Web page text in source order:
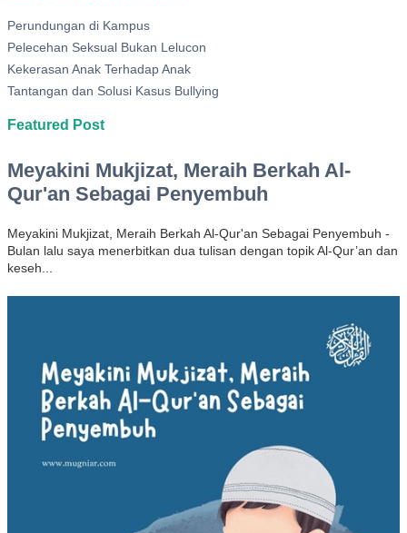
Perundungan di Kampus
Pelecehan Seksual Bukan Lelucon
Kekerasan Anak Terhadap Anak
Tantangan dan Solusi Kasus Bullying
Featured Post
Meyakini Mukjizat, Meraih Berkah Al-
Qur'an Sebagai Penyembuh
Meyakini Mukjizat, Meraih Berkah Al-Qur'an Sebagai Penyembuh -
Bulan lalu saya menerbitkan dua tulisan dengan topik Al-Qur’an dan
keseh...